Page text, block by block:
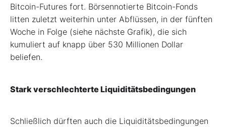
Bitcoin-Futures fort. Börsennotierte Bitcoin-Fonds
litten zuletzt weiterhin unter Abflüssen, in der fünften
Woche in Folge (siehe nächste Grafik), die sich
kumuliert auf knapp über 530 Millionen Dollar
beliefen.
Stark verschlechterte Liquiditätsbedingungen
Schließlich dürften auch die Liquiditätsbedingungen